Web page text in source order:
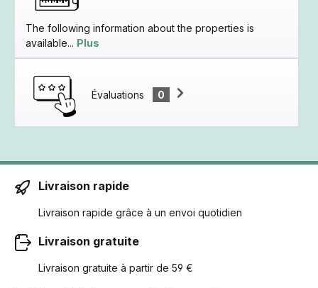
The following information about the properties is
available... Plus
Évaluations 0
Livraison rapide
Livraison rapide grâce à un envoi quotidien
Livraison gratuite
Livraison gratuite à partir de 59 €